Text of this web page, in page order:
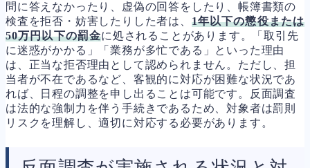
問に答えなかったり、虚偽の回答をしたり、帳簿書類の
検査を拒否・妨害したりした者は、 1年以下の懲役または
50万円以下の罰金に処されることがあります。「取引先
に迷惑がかかる」「業務が多忙である」といった理由
は、正当な拒否理由として認められません。ただし、担
当者が不在であるなど、客観的に対応が困難な状況であ
れば、日程の調整を申し出ることは可能です。反面調査
は法的な強制力を伴う手続きであるため、対象者は罰則
リスクを理解し、適切に対応する必要があります。